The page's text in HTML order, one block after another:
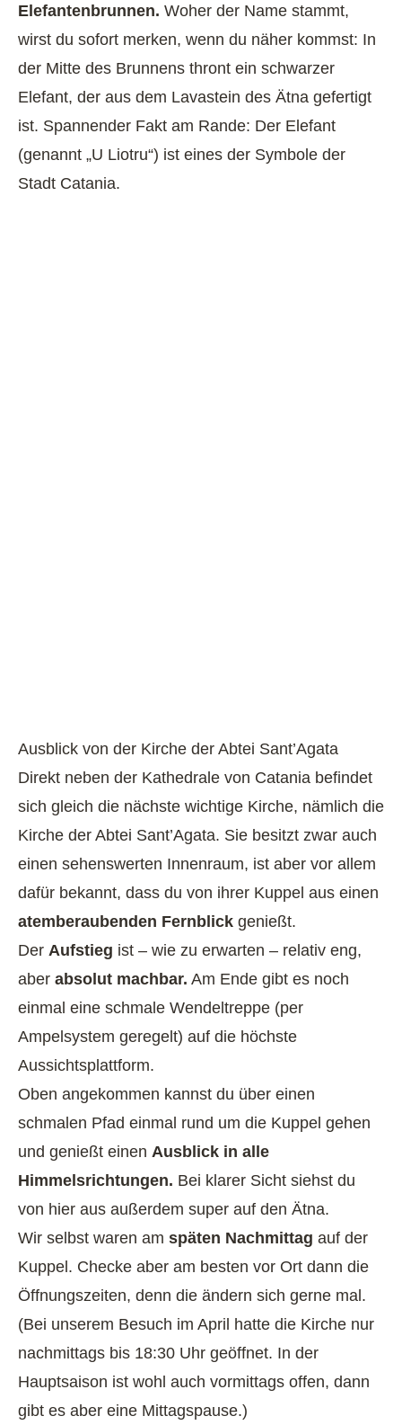
Elefantenbrunnen. Woher der Name stammt,
wirst du sofort merken, wenn du näher kommst: In
der Mitte des Brunnens thront ein schwarzer
Elefant, der aus dem Lavastein des Ätna gefertigt
ist. Spannender Fakt am Rande: Der Elefant
(genannt „U Liotru“) ist eines der Symbole der
Stadt Catania.
Ausblick von der Kirche der Abtei Sant’Agata
Direkt neben der Kathedrale von Catania befindet
sich gleich die nächste wichtige Kirche, nämlich die
Kirche der Abtei Sant’Agata. Sie besitzt zwar auch
einen sehenswerten Innenraum, ist aber vor allem
dafür bekannt, dass du von ihrer Kuppel aus einen
atemberaubenden Fernblick genießt.
Der Aufstieg ist – wie zu erwarten – relativ eng,
aber absolut machbar. Am Ende gibt es noch
einmal eine schmale Wendeltreppe (per
Ampelsystem geregelt) auf die höchste
Aussichtsplattform.
Oben angekommen kannst du über einen
schmalen Pfad einmal rund um die Kuppel gehen
und genießt einen Ausblick in alle
Himmelsrichtungen. Bei klarer Sicht siehst du
von hier aus außerdem super auf den Ätna.
Wir selbst waren am späten Nachmittag auf der
Kuppel. Checke aber am besten vor Ort dann die
Öffnungszeiten, denn die ändern sich gerne mal.
(Bei unserem Besuch im April hatte die Kirche nur
nachmittags bis 18:30 Uhr geöffnet. In der
Hauptsaison ist wohl auch vormittags offen, dann
gibt es aber eine Mittagspause.)